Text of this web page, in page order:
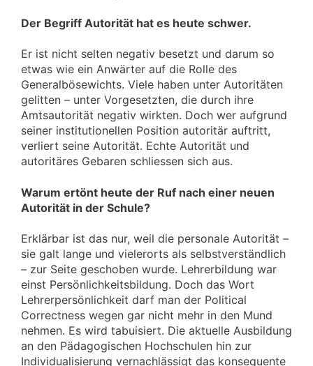
Der Begriff Autorität hat es heute schwer.
Er ist nicht selten negativ besetzt und darum so
etwas wie ein Anwärter auf die Rolle des
Generalbösewichts. Viele haben unter Autoritäten
gelitten – unter Vorgesetzten, die durch ihre
Amtsautorität negativ wirkten. Doch wer aufgrund
seiner institutionellen Position autoritär auftritt,
verliert seine Autorität. Echte Autorität und
autoritäres Gebaren schliessen sich aus.
Warum ertönt heute der Ruf nach einer neuen
Autorität in der Schule?
Erklärbar ist das nur, weil die personale Autorität –
sie galt lange und vielerorts als selbstverständlich
– zur Seite geschoben wurde. Lehrerbildung war
einst Persönlichkeitsbildung. Doch das Wort
Lehrerpersönlichkeit darf man der Political
Correctness wegen gar nicht mehr in den Mund
nehmen. Es wird tabuisiert. Die aktuelle Ausbildung
an den Pädagogischen Hochschulen hin zur
Individualisierung vernachlässigt das konsequente